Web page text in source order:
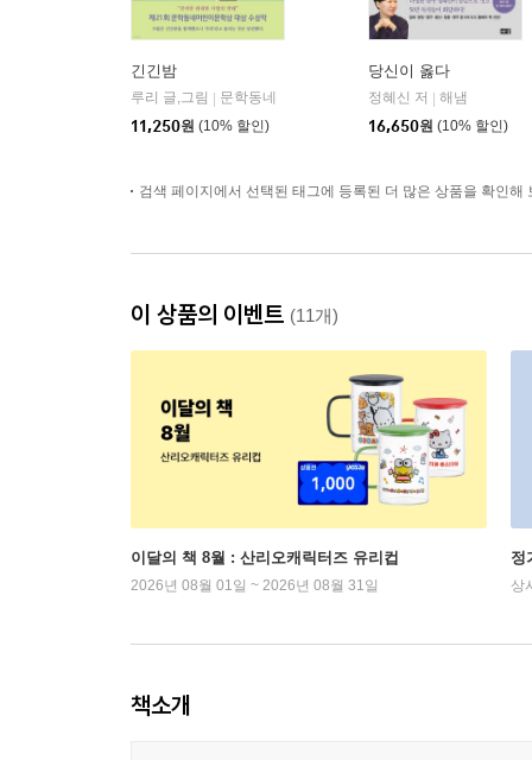
긴긴밤
루리 글,그림
문학동네
11,250원 (10% 할인)
당신이 옳다
정혜신 저
해냄
16,650원 (10% 할인)
검색 페이지에서 선택된 태그에 등록된 더 많은 상품을 확인해
이 상품의 이벤트 (11개)
이달의 책 8월 : 산리오캐릭터즈 유리컵
2026년 08월 01일 ~ 2026년 08월 31일
정
상
책소개